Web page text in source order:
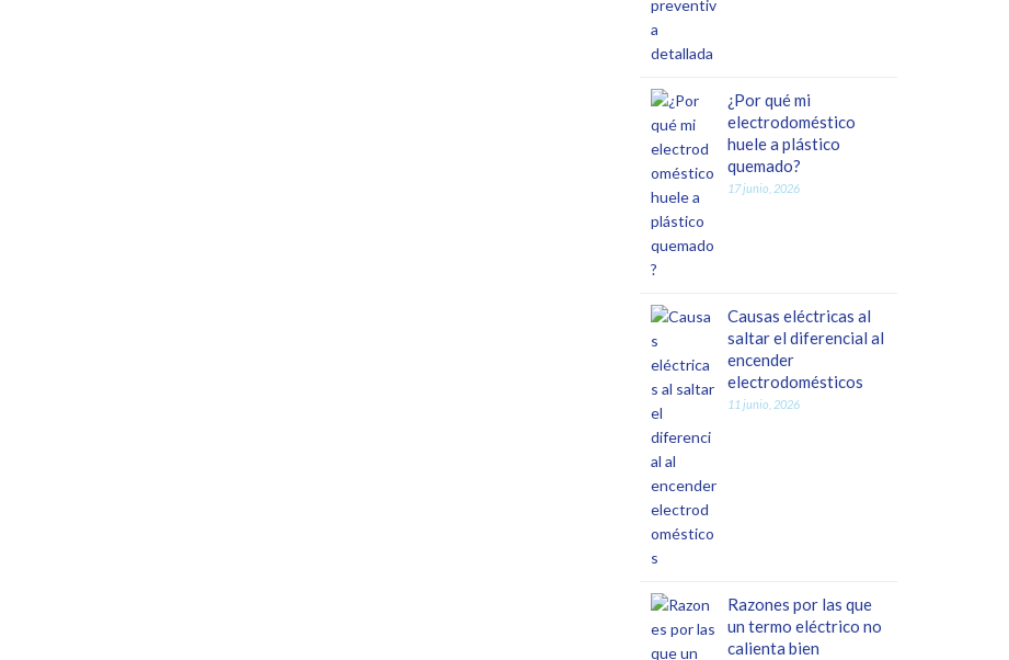
¿Por qué mi
electrodoméstico
huele a plástico
quemado?
17 junio, 2026
Causas eléctricas al
saltar el diferencial al
encender
electrodomésticos
11 junio, 2026
Razones por las que
un termo eléctrico no
calienta bien